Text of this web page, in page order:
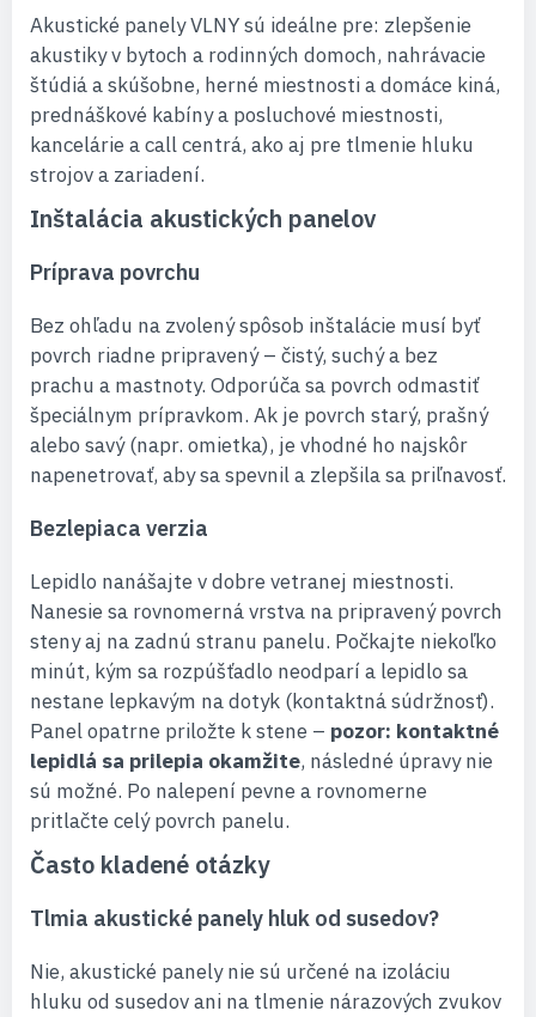
Akustické panely VLNY sú ideálne pre: zlepšenie
akustiky v bytoch a rodinných domoch, nahrávacie
štúdiá a skúšobne, herné miestnosti a domáce kiná,
prednáškové kabíny a posluchové miestnosti,
kancelárie a call centrá, ako aj pre tlmenie hluku
strojov a zariadení.
Inštalácia akustických panelov
Príprava povrchu
Bez ohľadu na zvolený spôsob inštalácie musí byť
povrch riadne pripravený – čistý, suchý a bez
prachu a mastnoty. Odporúča sa povrch odmastiť
špeciálnym prípravkom. Ak je povrch starý, prašný
alebo savý (napr. omietka), je vhodné ho najskôr
napenetrovať, aby sa spevnil a zlepšila sa priľnavosť.
Bezlepiaca verzia
Lepidlo nanášajte v dobre vetranej miestnosti.
Nanesie sa rovnomerná vrstva na pripravený povrch
steny aj na zadnú stranu panelu. Počkajte niekoľko
minút, kým sa rozpúšťadlo neodparí a lepidlo sa
nestane lepkavým na dotyk (kontaktná súdržnosť).
Panel opatrne priložte k stene – pozor: kontaktné
lepidlá sa prilepia okamžite, následné úpravy nie
sú možné. Po nalepení pevne a rovnomerne
pritlačte celý povrch panelu.
Často kladené otázky
Tlmia akustické panely hluk od susedov?
Nie, akustické panely nie sú určené na izoláciu
hluku od susedov ani na tlmenie nárazových zvukov